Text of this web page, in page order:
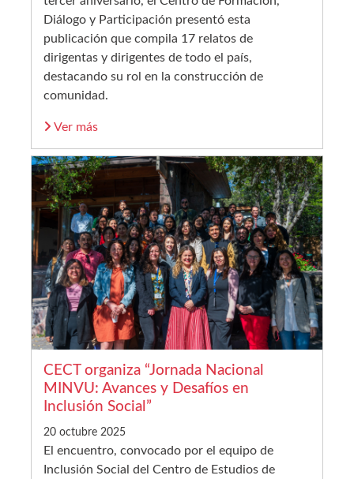
Diálogo y Participación presentó esta
publicación que compila 17 relatos de
dirigentas y dirigentes de todo el país,
destacando su rol en la construcción de
comunidad.
Ver más
CECT organiza “Jornada Nacional
MINVU: Avances y Desafíos en
Inclusión Social”
20 octubre 2025
El encuentro, convocado por el equipo de
Inclusión Social del Centro de Estudios de